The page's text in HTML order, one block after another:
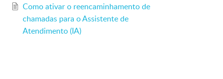
Como ativar o reencaminhamento de
chamadas para o Assistente de
Atendimento (IA)